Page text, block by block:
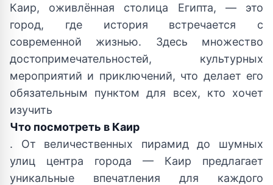
Каир, оживлённая столица Египта, — это
город, где история встречается с
современной жизнью. Здесь множество
достопримечательностей, культурных
мероприятий и приключений, что делает его
обязательным пунктом для всех, кто хочет
изучить
Что посмотреть в Каир
. От величественных пирамид до шумных
улиц центра города — Каир предлагает
уникальные впечатления для каждого